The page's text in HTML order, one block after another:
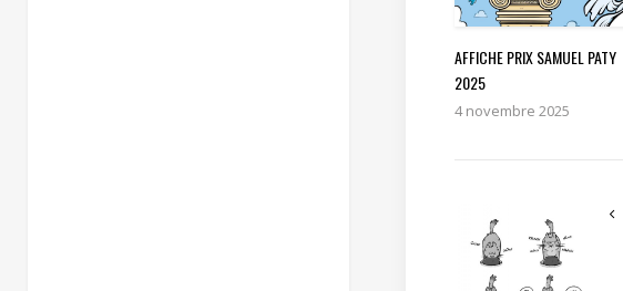
AFFICHE PRIX SAMUEL PATY
2025
4 novembre 2025